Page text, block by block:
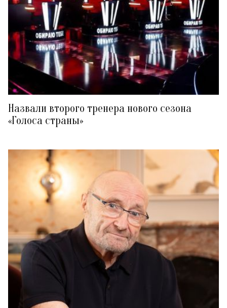
Назвали второго тренера нового сезона
«Голоса страны»